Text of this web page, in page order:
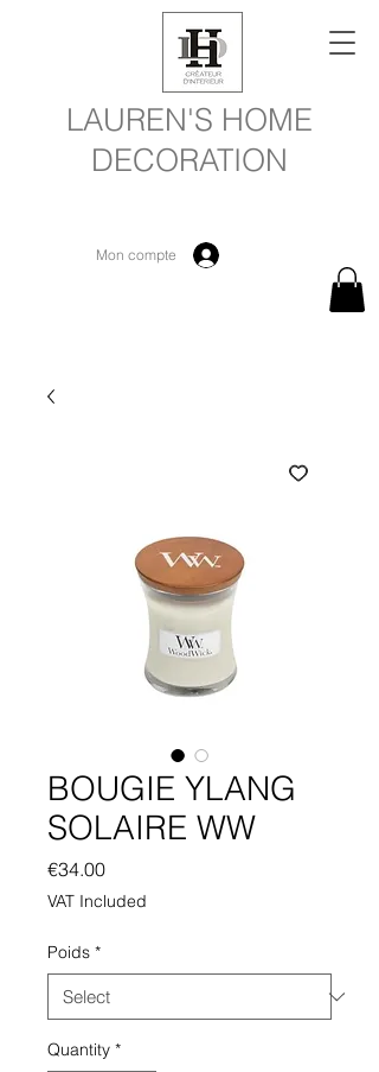
LAUREN'S HOME
DECORATION
Mon compte
BOUGIE YLANG
SOLAIRE WW
€34.00Price
VAT Included
Poids *
Quantity *